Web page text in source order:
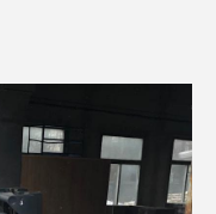
ПЕРЕЙТИ НА